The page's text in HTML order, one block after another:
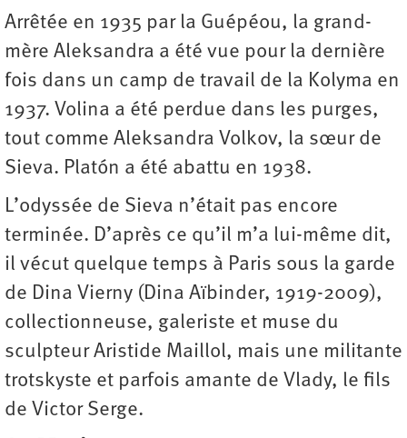
Arrêtée en 1935 par la Guépéou, la grand-
mère Aleksandra a été vue pour la dernière
fois dans un camp de travail de la Kolyma en
1937. Volina a été perdue dans les purges,
tout comme Aleksandra Volkov, la sœur de
Sieva. Platón a été abattu en 1938.
L’odyssée de Sieva n’était pas encore
terminée. D’après ce qu’il m’a lui-même dit,
il vécut quelque temps à Paris sous la garde
de Dina Vierny (Dina Aïbinder, 1919-2009),
collectionneuse, galeriste et muse du
sculpteur Aristide Maillol, mais une militante
trotskyste et parfois amante de Vlady, le fils
de Victor Serge.